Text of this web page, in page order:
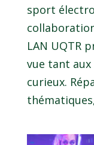
sport
LAN UQTR
vue tant aux
curieux.